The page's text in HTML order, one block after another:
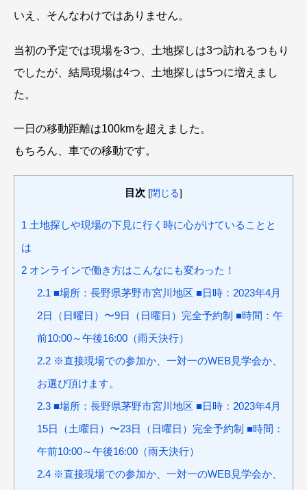
いえ、そんなわけではありません。
当初の予定では現場を3つ、土地探しは3つ訪れるつもり
でしたが、結局現場は4つ、土地探しは5つに増えまし
た。
一日の移動距離は100kmを超えました。
もちろん、車での移動です。
目次 [閉じる]
1 土地探しや現場の下見に行く時に心がけていることと
は
2 オンラインで働き方はこんなにも変わった！
2.1 ■場所：長野県茅野市宮川地区 ■日時：2023年4月
2日（日曜日）〜9日（日曜日）完全予約制 ■時間：午
前10:00～午後16:00（雨天決行）
2.2※直接現場での参加か、一対一のWEB見学会か、
お選び頂けます。
2.3■場所：長野県茅野市宮川地区 ■日時：2023年4月
15日（土曜日）〜23日（日曜日）完全予約制 ■時間：
午前10:00～午後16:00（雨天決行）
2.4※直接現場での参加か、一対一のWEB見学会か、